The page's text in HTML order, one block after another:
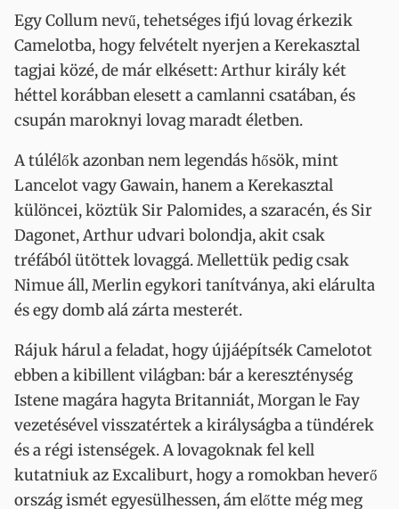
Egy Collum nevű, tehetséges ifjú lovag érkezik
Camelotba, hogy felvételt nyerjen a Kerekasztal
tagjai közé, de már elkésett: Arthur király két
héttel korábban elesett a camlanni csatában, és
csupán maroknyi lovag maradt életben.
A túlélők azonban nem legendás hősök, mint
Lancelot vagy Gawain, hanem a Kerekasztal
különcei, köztük Sir Palomides, a szaracén, és Sir
Dagonet, Arthur udvari bolondja, akit csak
tréfából ütöttek lovaggá. Mellettük pedig csak
Nimue áll, Merlin egykori tanítványa, aki elárulta
és egy domb alá zárta mesterét.
Rájuk hárul a feladat, hogy újjáépítsék Camelotot
ebben a kibillent világban: bár a kereszténység
Istene magára hagyta Britanniát, Morgan le Fay
vezetésével visszatértek a királyságba a tündérek
és a régi istenségek. A lovagoknak fel kell
kutatniuk az Excaliburt, hogy a romokban heverő
ország ismét egyesülhessen, ám előtte még meg